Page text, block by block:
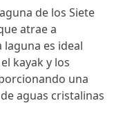
de los Siete
atrae a
es ideal
kayak y los
una
aguas cristalinas